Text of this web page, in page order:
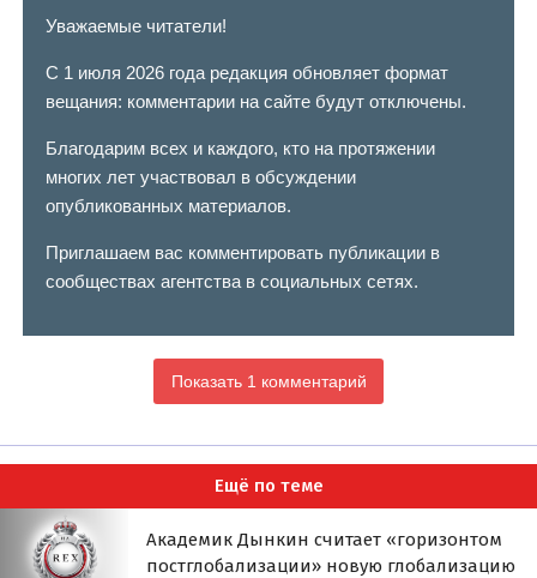
Уважаемые читатели!
С 1 июля 2026 года редакция обновляет формат
вещания: комментарии на сайте будут отключены.
Благодарим всех и каждого, кто на протяжении
многих лет участвовал в обсуждении
опубликованных материалов.
Приглашаем вас комментировать публикации в
сообществах агентства в социальных сетях.
Показать 1 комментарий
Ещё по теме
Академик Дынкин считает «горизонтом
постглобализации» новую глобализацию